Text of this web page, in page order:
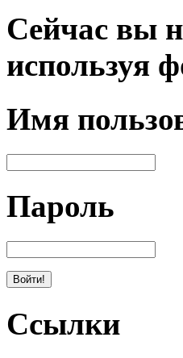
Сейчас вы
используя
Имя
Пароль
Ссылки